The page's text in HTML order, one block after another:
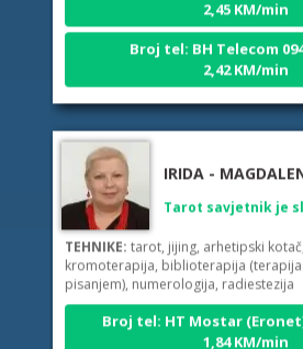
Broj tel: BH Telecom
2,42 KM/min
TEHNIKE:tarot, jijing, arhetipski kotač,
kromoterapija, biblioterapija
pisanjem), numerologija, radiestezija
Broj tel: HT Mostar (Eronet)
1,84 KM/min